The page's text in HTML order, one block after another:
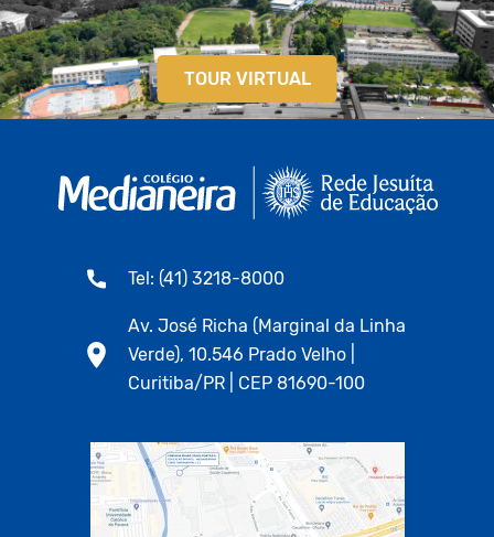
TOUR VIRTUAL
Tel: (41) 3218-8000
Av. José Richa (Marginal da Linha
Verde), 10.546 Prado Velho |
Curitiba/PR | CEP 81690-100